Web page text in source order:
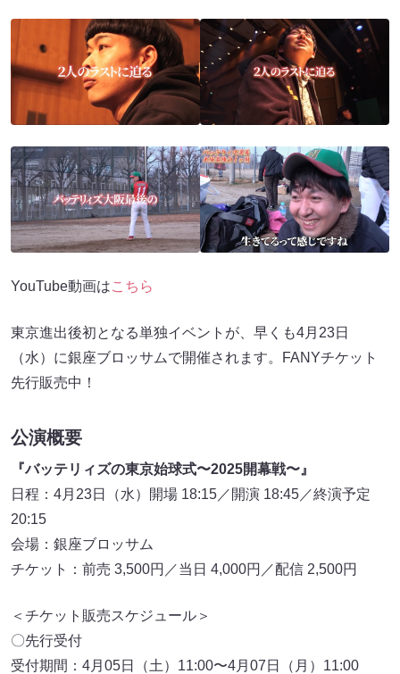
YouTube動画はこちら
東京進出後初となる単独イベントが、早くも4月23日
（水）に銀座ブロッサムで開催されます。FANYチケット
先行販売中！
公演概要
『バッテリィズの東京始球式〜2025開幕戦〜』
日程：4月23日（水）開場 18:15／開演 18:45／終演予定
20:15
会場：銀座ブロッサム
チケット：前売 3,500円／当日 4,000円／配信 2,500円
＜チケット販売スケジュール＞
〇先行受付
受付期間：4月05日（土）11:00〜4月07日（月）11:00